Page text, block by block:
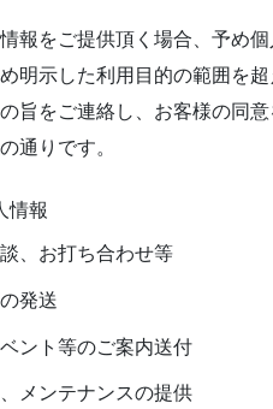
報をご提供頂く場合、予め
明示した利用目的の範囲を
旨をご連絡し、お客様の同
通りです。
情報
、お打ち合わせ等
発送
ント等のご案内送付
メンテナンスの提供